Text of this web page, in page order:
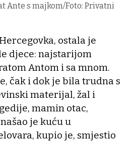
Ante s majkom/Foto: Privatni
ostala je
djece: najstarijom
Antom i sa mnom.
čak i dok je bila trudna s
materijal, žal i
mamin otac,
je kuću u
kupio je, smjestio